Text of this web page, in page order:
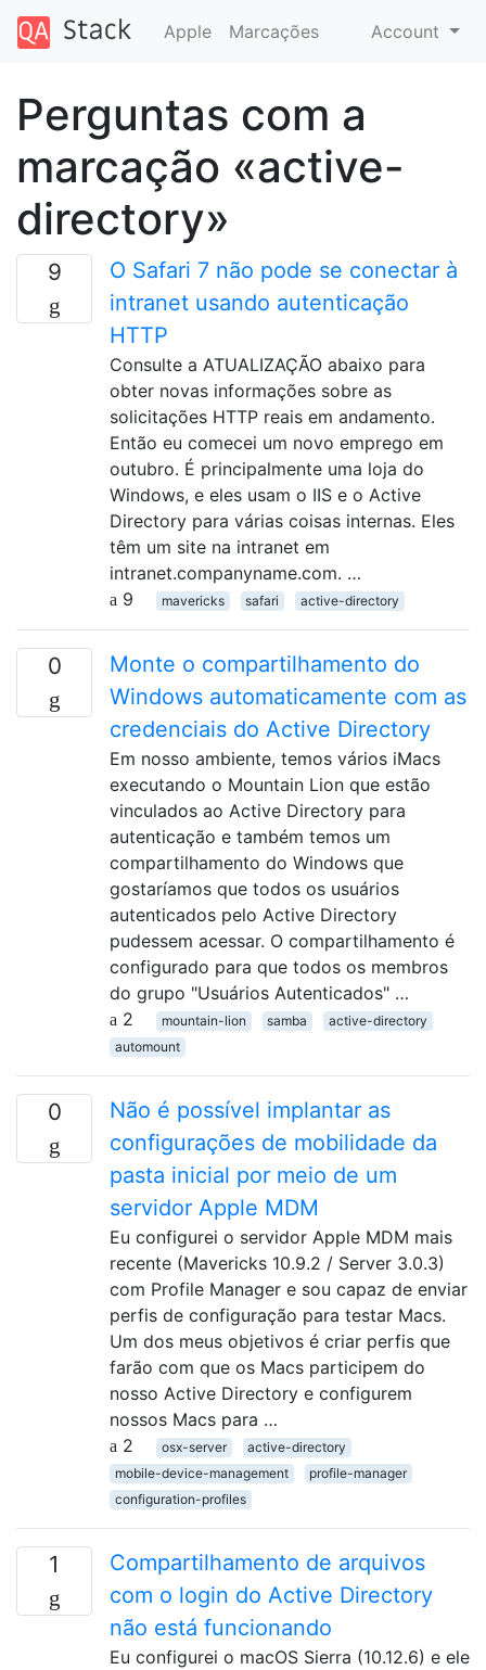
Apple Marcações Account
Perguntas com a
marcação «active-
directory»
9
O Safari 7 não pode se conectar à
intranet usando autenticação
HTTP
Consulte a ATUALIZAÇÃO abaixo para
obter novas informações sobre as
solicitações HTTP reais em andamento.
Então eu comecei um novo emprego em
outubro. É principalmente uma loja do
Windows, e eles usam o IIS e o Active
Directory para várias coisas internas. Eles
têm um site na intranet em
intranet.companyname.com. …
9
mavericks safari active-directory
0
Monte o compartilhamento do
Windows automaticamente com as
credenciais do Active Directory
Em nosso ambiente, temos vários iMacs
executando o Mountain Lion que estão
vinculados ao Active Directory para
autenticação e também temos um
compartilhamento do Windows que
gostaríamos que todos os usuários
autenticados pelo Active Directory
pudessem acessar. O compartilhamento é
configurado para que todos os membros
do grupo "Usuários Autenticados" …
2
mountain-lion samba
active-directory
automount
0
Não é possível implantar as
configurações de mobilidade da
pasta inicial por meio de um
servidor Apple MDM
Eu configurei o servidor Apple MDM mais
recente (Mavericks 10.9.2 / Server 3.0.3)
com Profile Manager e sou capaz de enviar
perfis de configuração para testar Macs.
Um dos meus objetivos é criar perfis que
farão com que os Macs participem do
nosso Active Directory e configurem
nossos Macs para …
2
osx-server
active-directory
mobile-device-management
profile-manager
configuration-profiles
1
Compartilhamento de arquivos
com o login do Active Directory
não está funcionando
Eu configurei o macOS Sierra (10.12.6) e ele